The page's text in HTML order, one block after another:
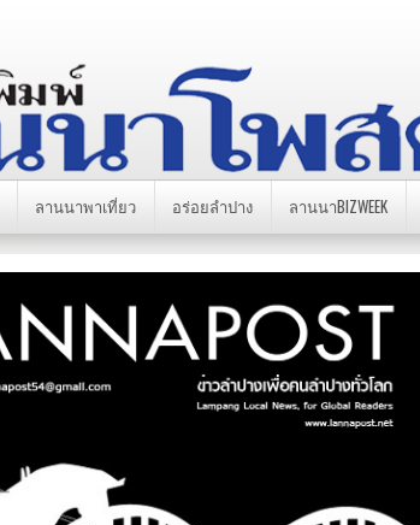
ลานนาพาเที่ยว อร่อยลำปาง ลานนาBIZWEEK